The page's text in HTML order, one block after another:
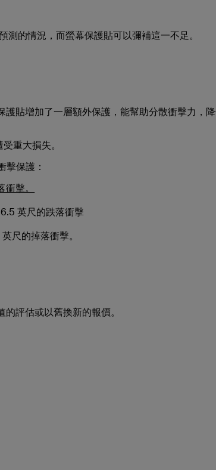
的情況，而螢幕保護貼可以彌補這一不足。
貼增加了一層額外保護，能幫助分散衝擊力，
重大損失。
保護：
擊。
英尺的跌落衝擊
尺的掉落衝擊。
評估或以舊換新的報價。